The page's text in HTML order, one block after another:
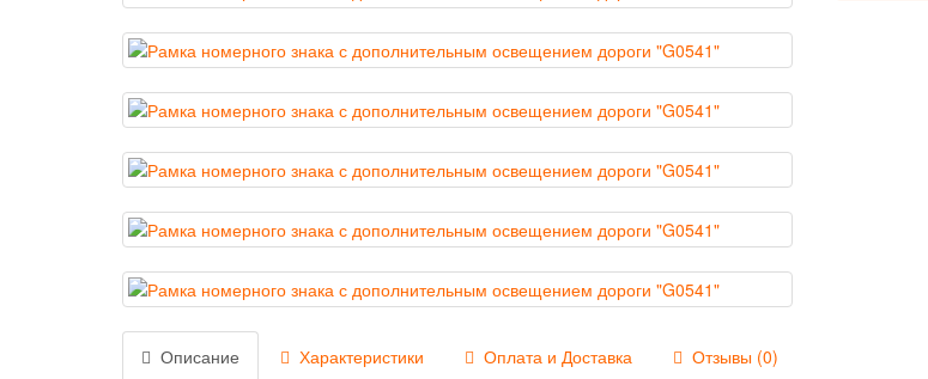
Описание Характеристики Оплата и Доставка
Отзывы (0)